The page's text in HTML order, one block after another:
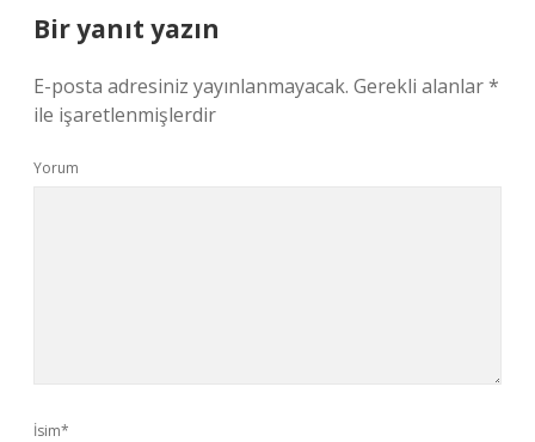
Bir yanıt yazın
E-posta adresiniz yayınlanmayacak. Gerekli alanlar*
ile işaretlenmişlerdir
Yorum
İsim*